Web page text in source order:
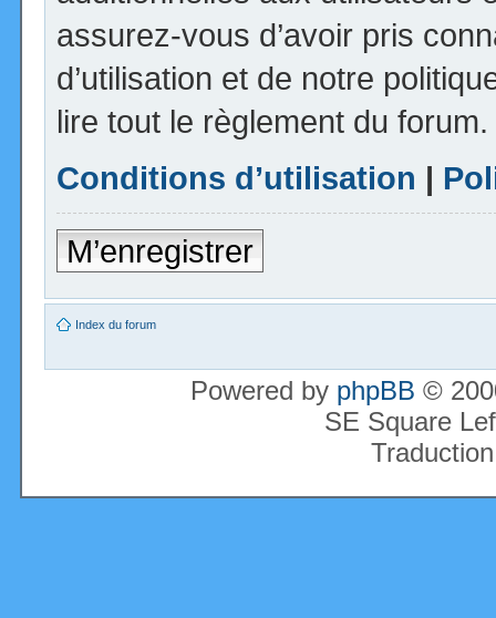
assurez-vous d’avoir pris
d’utilisation et de notre
lire tout le règlement du forum.
Conditions d’utilisation |
M’enregistrer
Index du forum
Powered by phpBB ©
SE Square